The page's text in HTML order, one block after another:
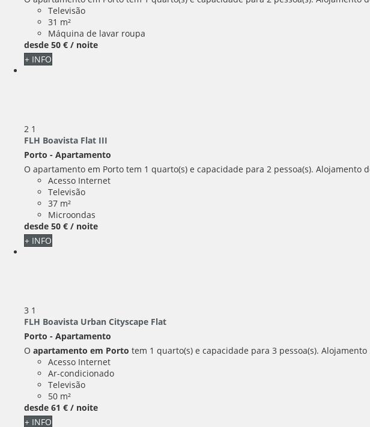
Televisão
31 m²
Máquina de lavar roupa
desde 50 € / noite
+ INFO
2 1
FLH Boavista Flat III
Porto - Apartamento
O apartamento em Porto tem 1 quarto(s) e capacidade para 2 pessoa(s). Alojamento
Acesso Internet
Televisão
37 m²
Microondas
desde 50 € / noite
+ INFO
3 1
FLH Boavista Urban Cityscape Flat
Porto - Apartamento
O apartamento em Porto tem 1 quarto(s) e capacidade para 3 pessoa(s). Alojamento
Acesso Internet
Ar-condicionado
Televisão
50 m²
desde 61 € / noite
+ INFO